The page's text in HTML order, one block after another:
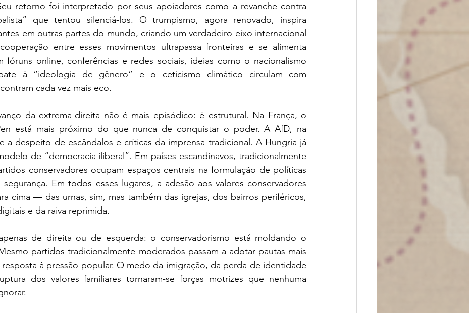
retorno foi interpretado por seus apoiadores como a revanche contra
que tentou silenciá-los. O trumpismo, agora renovado, inspira
em outras partes do mundo, criando um verdadeiro eixo internacional
entre esses movimentos ultrapassa fronteiras e se alimenta
fóruns online, conferências e redes sociais, ideias como o nacionalismo
à “ideologia de gênero” e o ceticismo climático circulam com
cada vez mais eco.
da extrema-direita não é mais episódico: é estrutural. Na França, o
está mais próximo do que nunca de conquistar o poder. A AfD, na
a despeito de escândalos e críticas da imprensa tradicional. A Hungria já
de “democracia iliberal”. Em países escandinavos, tradicionalmente
conservadores ocupam espaços centrais na formulação de políticas
Em todos esses lugares, a adesão aos valores conservadores
cima — das urnas, sim, mas também das igrejas, dos bairros periféricos,
e da raiva reprimida.
de direita ou de esquerda: o conservadorismo está moldando o
partidos tradicionalmente moderados passam a adotar pautas mais
à pressão popular. O medo da imigração, da perda de identidade
dos valores familiares tornaram-se forças motrizes que nenhuma